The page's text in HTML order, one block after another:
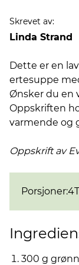
Skrevet av:
Linda Strand
Dette er en
ertesuppe
Ønsker du en
Oppskriften
varmende og
Oppskrift av
Porsjoner:4
300 g